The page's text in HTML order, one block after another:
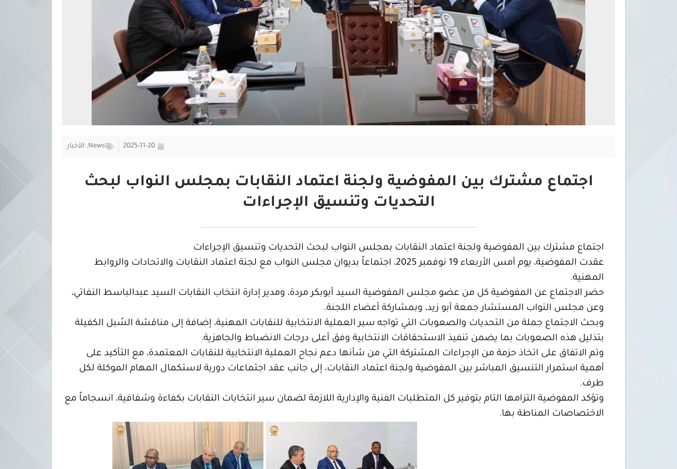
2025-11-20
News
, الأخبار
اجتماع مشترك بين المفوضية ولجنة اعتماد النقابات بمجلس النواب لبحث
التحديات وتنسيق الإجراءات
اجتماع مشترك بين المفوضية ولجنة اعتماد النقابات بمجلس النواب لبحث التحديات وتنسيق الإجراءات
عقدت المفوضية، يوم أمس الأربعاء 19 نوفمبر 2025، اجتماعاً بديوان مجلس النواب مع لجنة اعتماد النقابات والاتحادات والروابط
المهنية.
حضر الاجتماع عن المفوضية كل من عضو مجلس المفوضية السيد أبوبكر مردة، ومدير إدارة انتخاب النقابات السيد عبدالباسط النفاتي،
وعن مجلس النواب المستشار جمعة أبو زيد، وبمشاركة أعضاء اللجنة.
وبحث الاجتماع جملة من التحديات والصعوبات التي تواجه سير العملية الانتخابية للنقابات المهنية، إضافة إلى مناقشة السُبل الكفيلة
بتذليل هذه الصعوبات بما يضمن تنفيذ الاستحقاقات الانتخابية وفق أعلى درجات الانضباط والجاهزية.
وتم الاتفاق على اتخاذ حزمة من الإجراءات المشتركة التي من شأنها دعم نجاح العملية الانتخابية للنقابات المعتمدة، مع التأكيد على
أهمية استمرار التنسيق المباشر بين المفوضية ولجنة اعتماد النقابات، إلى جانب عقد اجتماعات دورية لاستكمال المهام الموكلة لكل
طرف.
وتؤكد المفوضية التزامها التام بتوفير كل المتطلبات الفنية والإدارية اللازمة لضمان سير انتخابات النقابات بكفاءة وشفافية، انسجاماً مع
الاختصاصات المناطة بها.